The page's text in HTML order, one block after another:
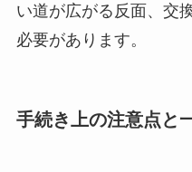
い道が広がる反面、交
必要があります。
手続き上の注意点と